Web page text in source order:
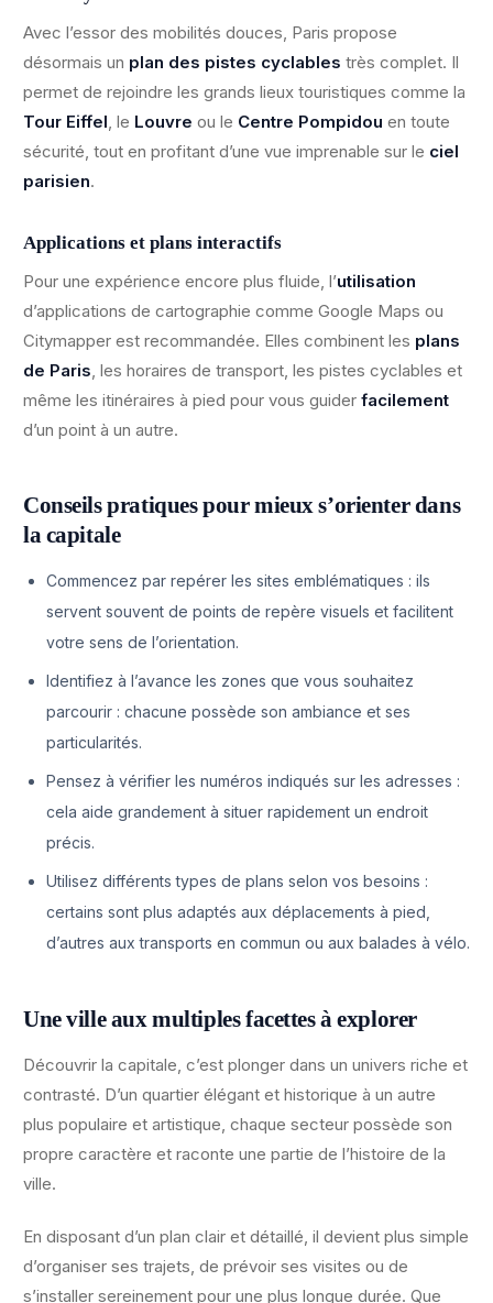
Avec l’essor des mobilités douces, Paris propose
désormais un plan des pistes cyclables très complet. Il
permet de rejoindre les grands lieux touristiques comme la
Tour Eiffel, le Louvre ou le Centre Pompidou en toute
sécurité, tout en profitant d’une vue imprenable sur le ciel
parisien.
Applications et plans interactifs
Pour une expérience encore plus fluide, l’utilisation
d’applications de cartographie comme Google Maps ou
Citymapper est recommandée. Elles combinent les plans
de Paris, les horaires de transport, les pistes cyclables et
même les itinéraires à pied pour vous guider facilement
d’un point à un autre.
Conseils pratiques pour mieux s’orienter dans
la capitale
Commencez par repérer les sites emblématiques : ils
servent souvent de points de repère visuels et facilitent
votre sens de l’orientation.
Identifiez à l’avance les zones que vous souhaitez
parcourir : chacune possède son ambiance et ses
particularités.
Pensez à vérifier les numéros indiqués sur les adresses :
cela aide grandement à situer rapidement un endroit
précis.
Utilisez différents types de plans selon vos besoins :
certains sont plus adaptés aux déplacements à pied,
d’autres aux transports en commun ou aux balades à vélo.
Une ville aux multiples facettes à explorer
Découvrir la capitale, c’est plonger dans un univers riche et
contrasté. D’un quartier élégant et historique à un autre
plus populaire et artistique, chaque secteur possède son
propre caractère et raconte une partie de l’histoire de la
ville.
En disposant d’un plan clair et détaillé, il devient plus simple
d’organiser ses trajets, de prévoir ses visites ou de
s’installer sereinement pour une plus longue durée. Que